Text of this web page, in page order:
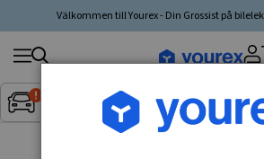
Välkommen till Yourex - Din Grossist på
Inget fordon valt▼
Søg
produkt,
producent,